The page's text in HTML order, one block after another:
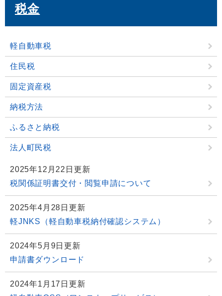
税金
軽自動車税
住民税
固定資産税
納税方法
ふるさと納税
法人町民税
2025年12月22日更新
税関係証明書交付・閲覧申請について
2025年4月28日更新
軽JNKS（軽自動車税納付確認システム）
2024年5月9日更新
申請書ダウンロード
2024年1月17日更新